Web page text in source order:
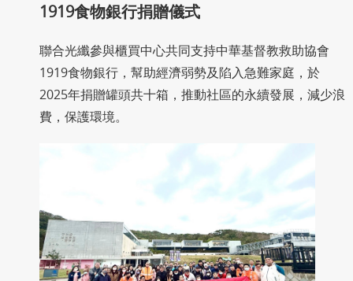
1919食物銀行捐贈儀式
聯合光纖參與櫃買中心共同支持中華基督教救助協會
1919食物銀行，幫助經濟弱勢及陷入急難家庭，於
2025年捐贈罐頭共十箱，推動社區的永續發展，減少浪
費，保護環境。